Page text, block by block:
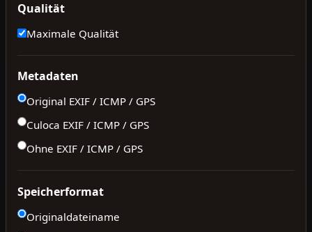
Qualität
Maximale Qualität
Metadaten
Original EXIF / ICMP / GPS
Culoca EXIF / ICMP / GPS
Ohne EXIF / ICMP / GPS
Speicherformat
Originaldateiname